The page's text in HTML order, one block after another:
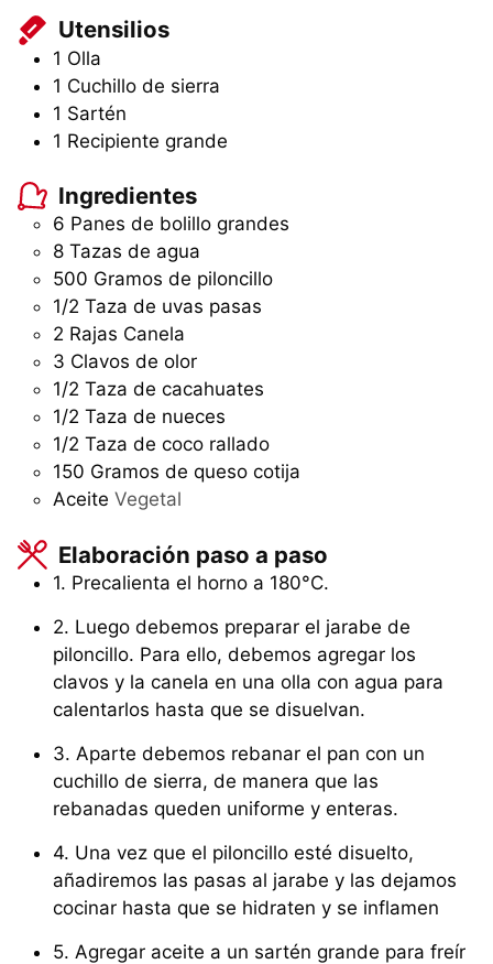
Utensilios
1 Olla
1 Cuchillo de sierra
1 Sartén
1 Recipiente grande
Ingredientes
6 Panes de bolillo grandes
8 Tazas de agua
500 Gramos de piloncillo
1/2 Taza de uvas pasas
2 Rajas Canela
3 Clavos de olor
1/2 Taza de cacahuates
1/2 Taza de nueces
1/2 Taza de coco rallado
150 Gramos de queso cotija
Aceite Vegetal
Elaboración paso a paso
1. Precalienta el horno a 180°C.
2. Luego debemos preparar el jarabe de
piloncillo. Para ello, debemos agregar los
clavos y la canela en una olla con agua para
calentarlos hasta que se disuelvan.
3. Aparte debemos rebanar el pan con un
cuchillo de sierra, de manera que las
rebanadas queden uniforme y enteras.
4. Una vez que el piloncillo esté disuelto,
añadiremos las pasas al jarabe y las dejamos
cocinar hasta que se hidraten y se inflamen
5. Agregar aceite a un sartén grande para freír